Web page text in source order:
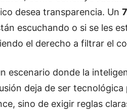
desea transparencia. Un
escuchando o si se les
el derecho a filtrar el
escenario donde la
deja de ser
sino de exigir reglas